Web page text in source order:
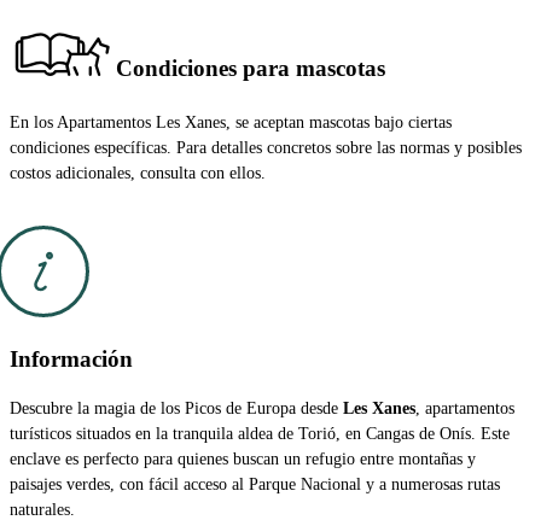
Condiciones para mascotas
En los Apartamentos Les Xanes, se aceptan mascotas bajo ciertas
condiciones específicas. Para detalles concretos sobre las normas y posibles
costos adicionales, consulta con ellos.
Información
Descubre la magia de los Picos de Europa desde Les Xanes , apartamentos
turísticos situados en la tranquila aldea de Torió, en Cangas de Onís. Este
enclave es perfecto para quienes buscan un refugio entre montañas y
paisajes verdes, con fácil acceso al Parque Nacional y a numerosas rutas
naturales.